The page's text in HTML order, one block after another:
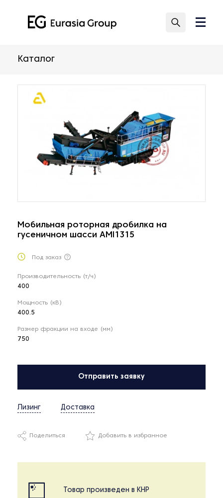
Каталог
Мобильная роторная дробилка на
гусеничном шасси AMI1315
Под заказ
Производительность (т/ч)
400
Мощность (кВ)
400.5
Размер фракции на входе (мм)
750
Отправить заявку
Лизинг Доставка
Поделиться Добавить в избранное
Товар произведен в КНР